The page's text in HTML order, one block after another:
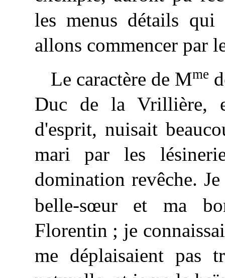
les menus détails qui
allons commencer par
Le caractère de Mme
Duc de la Vrillière,
d'esprit, nuisait
mari par les
domination revêche.
belle-sœur et ma
Florentin ; je
me déplaisaient pas